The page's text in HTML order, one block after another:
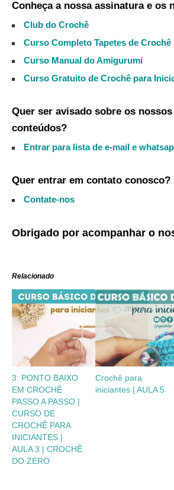
Conheça a nossa assinatura e os
Club do Crochê
Curso Completo Tapetes de Crochê
Curso Manual do Amigurumi
Curso Gratuito de Crochê para
Quer ser avisado sobre os
conteúdos?
Entrar para lista de e-mail e
Quer entrar em contato conosco?
Contate-nos
Obrigado por acompanhar o
Relacionado
3: PONTO BAIXO
EM CROCHÊ
PASSO A PASSO |
CURSO DE
CROCHÊ PARA
INICIANTES |
AULA 3 | CROCHÊ
DO ZERO
Crochê para
iniciantes | AULA 5